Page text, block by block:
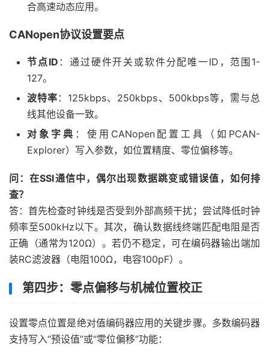
合高速动态应用。
CANopen协议设置要点
节点ID ：通过硬件开关或软件分配唯一ID，范围1-
127。
波特率 ：125kbps、250kbps、500kbps等，需与总
线其他设备一致。
对象字典 ：使用CANopen配置工具（如PCAN-
Explorer）写入参数，如位置精度、零位偏移等。
问：在SSI通信中，偶尔出现数据跳变或错误值，如何排
查？
答：首先检查时钟线是否受到外部高频干扰；尝试降低时钟
频率至500kHz以下。其次，确认数据线终端匹配电阻是否
正确（通常为120Ω）。若仍不稳定，可在编码器输出端加
装RC滤波器（电阻100Ω，电容100pF）。
第四步：零点偏移与机械位置校正
设置零点位置是绝对值编码器应用的关键步骤。多数编码器
支持写入“预设值”或“零位偏移”功能：